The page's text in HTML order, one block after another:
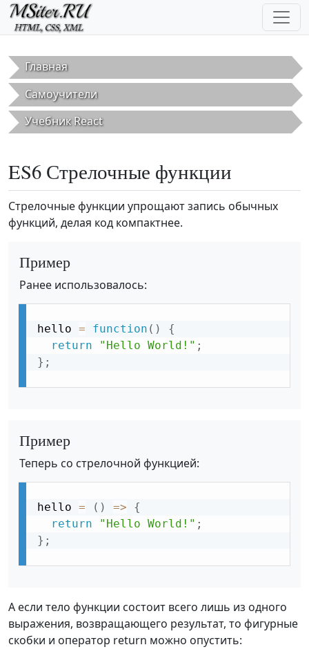
Перейти к основному содержанию
Главная
Самоучители
Учебник React
ES6 Стрелочные функции
Стрелочные функции упрощают запись обычных
функций, делая код компактнее.
Пример
Ранее использовалось:
hello = function ( )
{
return
"Hello World!" ;
} ;
Пример
Теперь со стрелочной функцией:
hello = ( ) =>
{
return
"Hello World!" ;
} ;
А если тело функции состоит всего лишь из одного
выражения, возвращающего результат, то фигурные
скобки и оператор return можно опустить: